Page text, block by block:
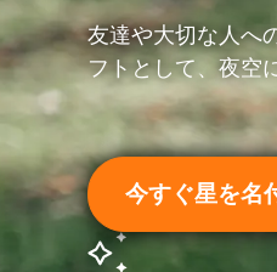
友達や大切な人へ
フトとして、夜空
今すぐ星を名